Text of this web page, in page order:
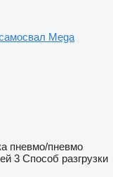
Mega
пневмо/пневмо
3 Способ разгрузки